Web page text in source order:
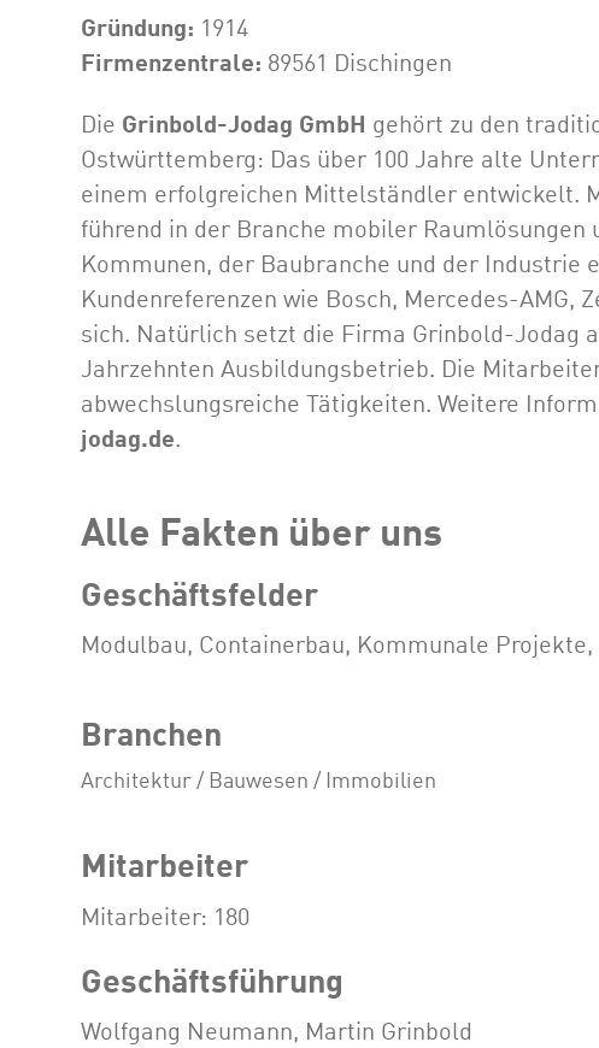
Gründung: 1914
Firmenzentrale: 89561 Dischingen
Die Grinbold-Jodag GmbH gehört zu den
Ostwürttemberg: Das über 100 Jahre alte
einem erfolgreichen Mittelständler entwickelt.
führend in der Branche mobiler
Kommunen, der Baubranche und der Industrie
Kundenreferenzen wie Bosch, Mercedes-AMG,
sich. Natürlich setzt die Firma Grinbold-Jodag
Jahrzehnten Ausbildungsbetrieb. Die
abwechslungsreiche Tätigkeiten. Weitere
jodag.de.
Alle Fakten über uns
Geschäftsfelder
Modulbau, Containerbau, Kommunale
Branchen
Architektur / Bauwesen / Immobilien
Mitarbeiter
Mitarbeiter: 180
Geschäftsführung
Wolfgang Neumann, Martin Grinbold